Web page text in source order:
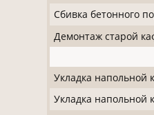
Сбивка бетонного
Демонтаж старой
Укладка напольной
Укладка напольной